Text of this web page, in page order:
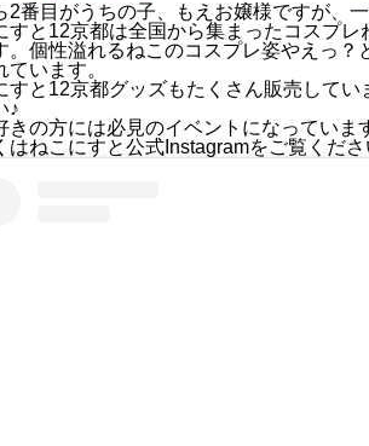
2番目がうちの子、もえお嬢様ですが、
すと12京都は全国から集まったコスプ
。個性溢れるねこのコスプレ姿やえっ
ています。
すと12京都グッズもたくさん販売して
♪
きの方には必見のイベントになっていま
はねこにすと公式Instagramをご覧くださ